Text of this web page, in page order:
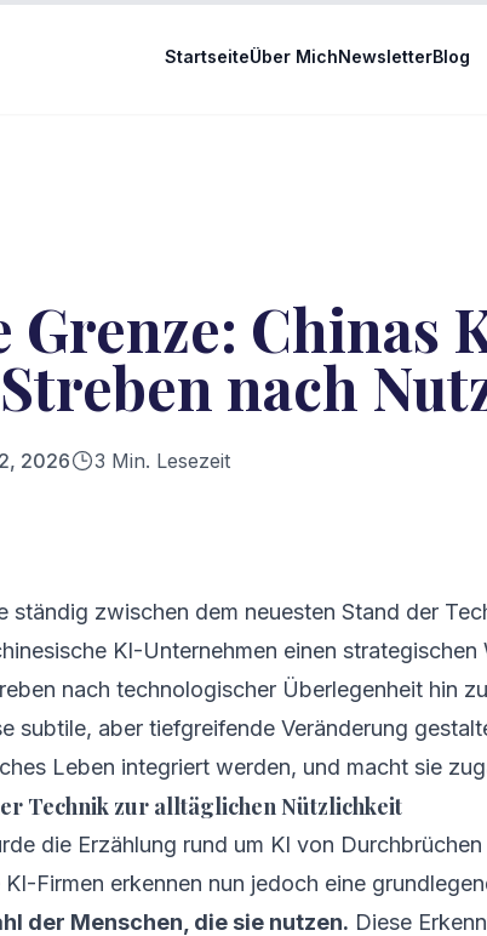
StartseiteÜber MichNewsletterBlog
Grenze: Chinas
nach
2026 3 Min. Lesezeit
ständig zwischen dem neuesten Stand der
KI-Unternehmen einen
nach technologischer Überlegenheit hin
subtile, aber tiefgreifende Veränderung
Leben integriert werden, und macht sie
Technik zur alltäglichen Nützlichkeit
die Erzählung rund um KI von
Firmen erkennen nun jedoch eine
der Menschen, die sie nutzen. Diese